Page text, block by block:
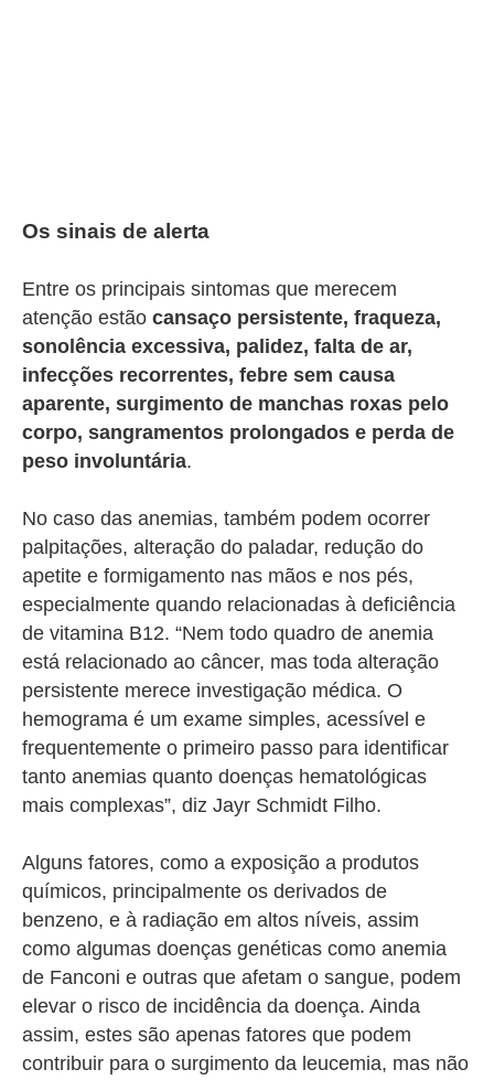
Os sinais de alerta
Entre os principais sintomas que merecem
atenção estão cansaço persistente, fraqueza,
sonolência excessiva, palidez, falta de ar,
infecções recorrentes, febre sem causa
aparente, surgimento de manchas roxas pelo
corpo, sangramentos prolongados e perda de
peso involuntária.
No caso das anemias, também podem ocorrer
palpitações, alteração do paladar, redução do
apetite e formigamento nas mãos e nos pés,
especialmente quando relacionadas à deficiência
de vitamina B12. “Nem todo quadro de anemia
está relacionado ao câncer, mas toda alteração
persistente merece investigação médica. O
hemograma é um exame simples, acessível e
frequentemente o primeiro passo para identificar
tanto anemias quanto doenças hematológicas
mais complexas”, diz Jayr Schmidt Filho.
Alguns fatores, como a exposição a produtos
químicos, principalmente os derivados de
benzeno, e à radiação em altos níveis, assim
como algumas doenças genéticas como anemia
de Fanconi e outras que afetam o sangue, podem
elevar o risco de incidência da doença. Ainda
assim, estes são apenas fatores que podem
contribuir para o surgimento da leucemia, mas não